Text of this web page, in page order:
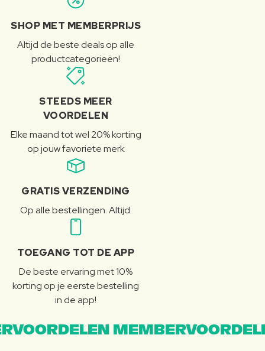
SHOP MET MEMBERPRIJS
Altijd de beste deals op alle
productcategorieën!
STEEDS MEER
VOORDELEN
Elke maand tot wel 20% korting
op jouw favoriete merk
GRATIS VERZENDING
Op alle bestellingen. Altijd.
TOEGANG TOT DE APP
De beste ervaring met 10%
korting op je eerste bestelling
in de app!